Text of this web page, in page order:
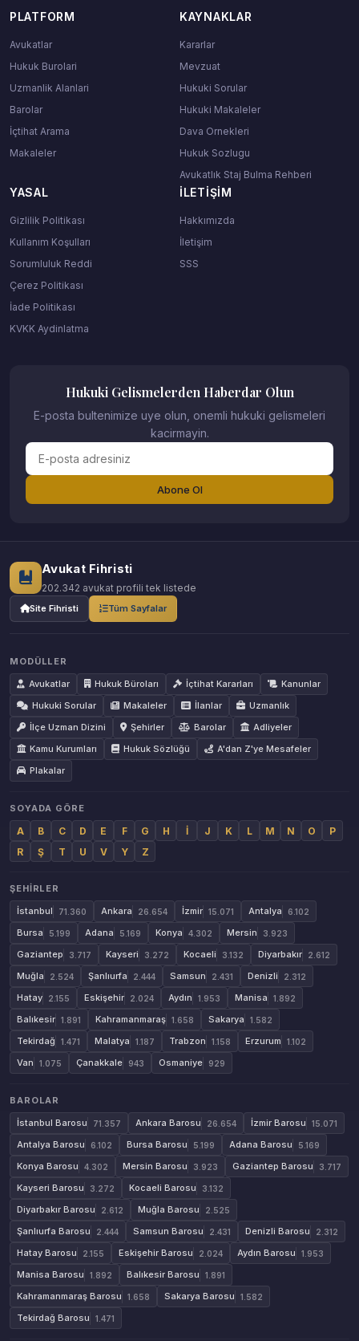
PLATFORM
Avukatlar
Hukuk Burolari
Uzmanlik Alanlari
Barolar
İçtihat Arama
Makaleler
KAYNAKLAR
Kararlar
Mevzuat
Hukuki Sorular
Hukuki Makaleler
Dava Ornekleri
Hukuk Sozlugu
Avukatlık Staj Bulma Rehberi
YASAL
Gizlilik Politikası
Kullanım Koşulları
Sorumluluk Reddi
Çerez Politikası
İade Politikası
KVKK Aydinlatma
İLETIŞIM
Hakkımızda
İletişim
SSS
Hukuki Gelismelerden Haberdar Olun
E-posta bultenimize uye olun, onemli hukuki gelismeleri
kacirmayin.
Abone Ol
Avukat Fihristi
202.342 avukat profili tek listede
Site Fihristi Tüm Sayfalar
MODÜLLER
Avukatlar
Hukuk Büroları İçtihat Kararları
Kanunlar
Hukuki Sorular
Makaleler İlanlar
Uzmanlık
İlçe Uzman Dizini
Şehirler Barolar
Adliyeler
Kamu Kurumları
Hukuk Sözlüğü
A'dan Z'ye Mesafeler
Plakalar
SOYADA GÖRE
A B C D E F G H İ J K L M N O
P
R
Ş T U V Y Z
ŞEHIRLER
İstanbul
71.360 Ankara 26.654 İzmir 15.071 Antalya 6.102
Bursa 5.199 Adana 5.169 Konya 4.302 Mersin 3.923
Gaziantep 3.717 Kayseri 3.272 Kocaeli 3.132 Diyarbakır 2.612
Muğla 2.524 Şanlıurfa 2.444 Samsun 2.431 Denizli 2.312
Hatay 2.155 Eskişehir 2.024 Aydın 1.953 Manisa 1.892
Balıkesir 1.891 Kahramanmaraş 1.658 Sakarya 1.582
Tekirdağ 1.471 Malatya 1.187 Trabzon 1.158 Erzurum 1.102
Van 1.075 Çanakkale 943 Osmaniye 929
BAROLAR
İstanbul Barosu
71.357 Ankara Barosu 26.654 İzmir Barosu 15.071
Antalya Barosu 6.102 Bursa Barosu 5.199 Adana Barosu 5.169
Konya Barosu 4.302 Mersin Barosu 3.923 Gaziantep Barosu 3.717
Kayseri Barosu 3.272 Kocaeli Barosu 3.132
Diyarbakır Barosu 2.612 Muğla Barosu 2.525
Şanlıurfa Barosu 2.444 Samsun Barosu 2.431 Denizli Barosu 2.312
Hatay Barosu 2.155 Eskişehir Barosu 2.024 Aydın Barosu 1.953
Manisa Barosu 1.892 Balıkesir Barosu 1.891
Kahramanmaraş Barosu 1.658 Sakarya Barosu 1.582
Tekirdağ Barosu 1.471